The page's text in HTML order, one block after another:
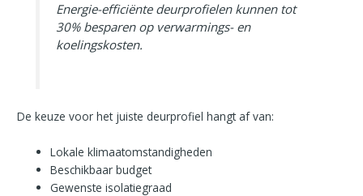
Energie-efficiënte deurprofielen kunnen tot
30% besparen op verwarmings- en
koelingskosten.
De keuze voor het juiste deurprofiel hangt af van:
Lokale klimaatomstandigheden
Beschikbaar budget
Gewenste isolatiegraad